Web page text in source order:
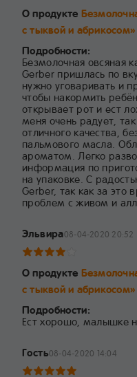
О продукте
с тыквой и абрикосом»
Подробности:
Безмолочная овсяная
Gerber пришлась по
нужно уговаривать и
чтобы накормить
открывает рот и ест
меня очень радует,
отличного качества,
пальмового масла.
ароматом. Легко
информация по
на упаковке. С
Gerber, так как за это
проблем с живом и
Эльвира08-04-2020 20:52
О продукте
с тыквой и абрикосом»
Подробности:
Ест хорошо, малышке
Гость08-04-2020 14:04